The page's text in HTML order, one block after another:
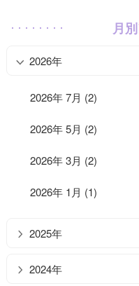
月
2026年
2026年 7月 (2)
2026年 5月 (2)
2026年 3月 (2)
2026年 1月 (1)
2025年
2024年